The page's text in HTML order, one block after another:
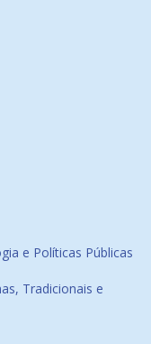
e Políticas Públicas
Tradicionais e